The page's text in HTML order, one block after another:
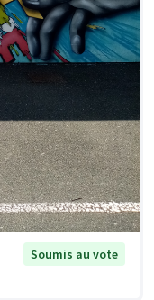
Soumis au vote